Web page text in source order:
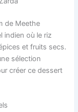
de Meethe
indien où le riz
et fruits secs.
sélection
créer ce dessert